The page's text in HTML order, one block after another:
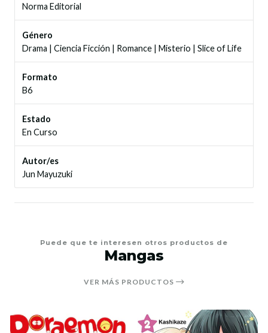
Norma Editorial
Género
Drama | Ciencia Ficción | Romance | Misterio | Slice of Life
Formato
B6
Estado
En Curso
Autor/es
Jun Mayuzuki
Puede que te interesen otros productos de
Mangas
VER MÁS PRODUCTOS